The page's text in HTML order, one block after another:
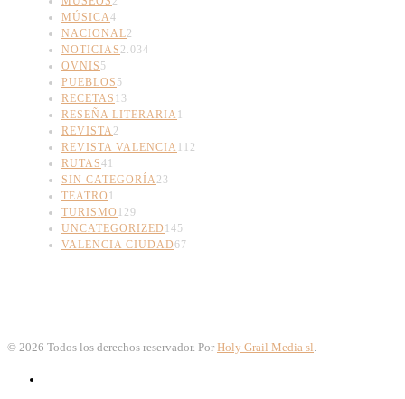
MÚSICA4
NACIONAL2
NOTICIAS 2.034
OVNIS 5
PUEBLOS 5
RECETAS 13
RESEÑA LITERARIA1
REVISTA2
REVISTA VALENCIA112
RUTAS41
SIN CATEGORÍA23
TEATRO 1
TURISMO 129
UNCATEGORIZED 145
VALENCIA CIUDAD67
© 2026 Todos los derechos reservador. Por Holy Grail Media sl.